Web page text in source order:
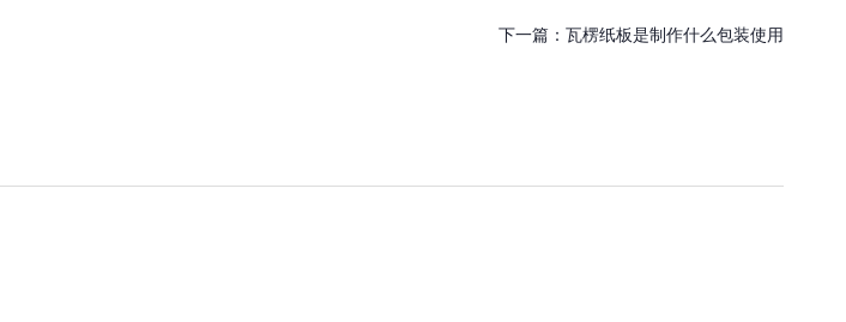
下一篇： 瓦楞纸板是制作什么包装使用